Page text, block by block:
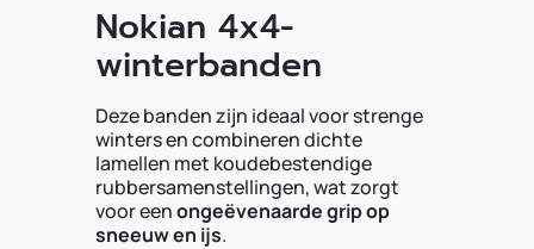
Nokian 4x4-
winterbanden
Deze banden zijn ideaal voor strenge
winters en combineren dichte
lamellen met koudebestendige
rubbersamenstellingen, wat zorgt
voor eenongeëvenaarde grip op
sneeuw en ijs.